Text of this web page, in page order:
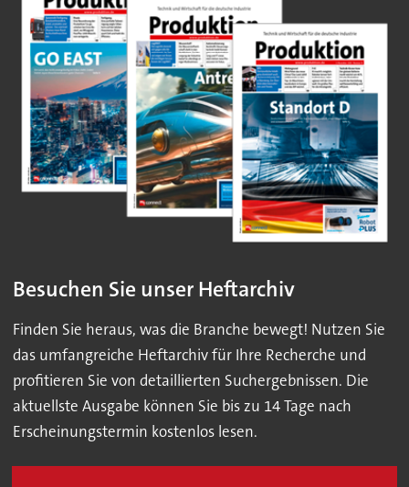
Besuchen Sie unser Heftarchiv
Finden Sie heraus, was die Branche bewegt! Nutzen Sie
das umfangreiche Heftarchiv für Ihre Recherche und
profitieren Sie von detaillierten Suchergebnissen. Die
aktuellste Ausgabe können Sie bis zu 14 Tage nach
Erscheinungstermin kostenlos lesen.